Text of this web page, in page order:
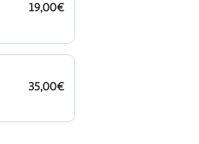
19,00€
35,00€